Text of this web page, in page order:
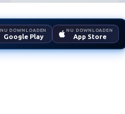
NU DOWNLOADEN
Google Play
NU DOWNLOADEN
App Store